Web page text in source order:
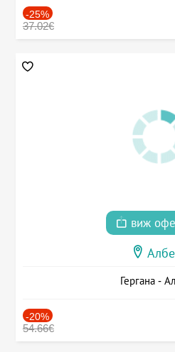
-25%
37.02€
виж
Гергана -
-20%
54.66€